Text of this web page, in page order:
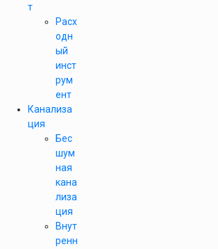
т
Расх
одн
ый
инст
рум
ент
Канализа
ция
Бес
шум
ная
кана
лиза
ция
Внут
ренн